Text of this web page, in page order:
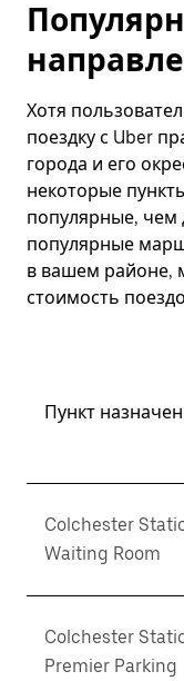
Хотя
поездку с Uber
города и его
некоторые
популярные, чем
популярные
в вашем районе,
стоимость
Пункт
Colchester
Waiting Room
Colchester
Premier Parking